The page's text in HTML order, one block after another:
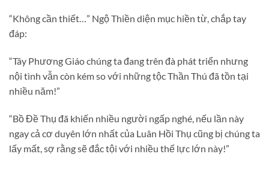
“Không cần thiết…” Ngộ Thiền diện mục hiền từ, chắp tay
đáp:
“Tây Phương Giáo chúng ta đang trên đà phát triển nhưng
nội tình vẫn còn kém so với những tộc Thần Thú đã tồn tại
nhiều năm!”
“Bồ Đề Thụ đã khiến nhiều người ngấp nghé, nếu lần này
ngay cả cơ duyên lớn nhất của Luân Hồi Thụ cũng bị chúng ta
lấy mất, sợ rằng sẽ đắc tội với nhiều thế lực lớn này!”